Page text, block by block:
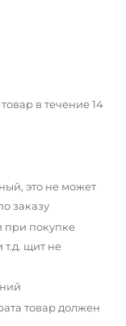
в течение 14
это не может
заказу
при покупке
щит не
товар должен